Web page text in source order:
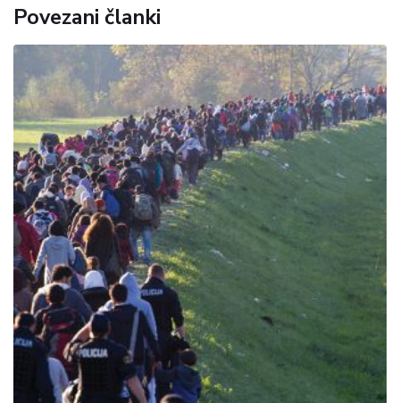
Povezani članki